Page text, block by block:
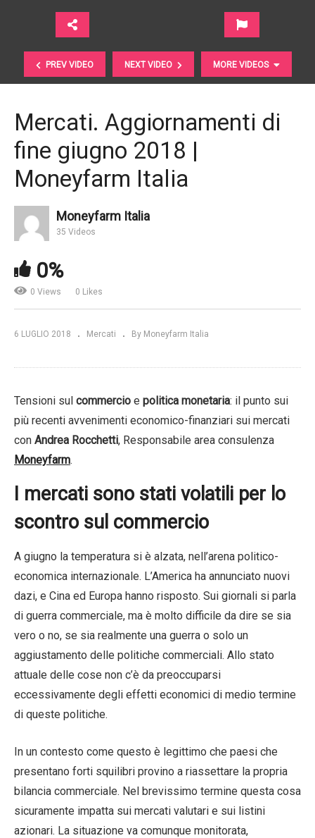
PREV VIDEO NEXT VIDEO MORE VIDEOS
Sergio Marchionne. Quale sarà la sua eredità? |
Mercati. Aggiornamenti di
fine giugno 2018 |
Moneyfarm Italia
Moneyfarm Italia
35 Videos
0%
0 Views 0 Likes
6 LUGLIO 2018 Mercati By Moneyfarm Italia
Tensioni sul commercio e politica monetaria: il punto sui
più recenti avvenimenti economico-finanziari sui mercati
con Andrea Rocchetti, Responsabile area consulenza
Moneyfarm.
I mercati sono stati volatili per lo
scontro sul commercio
A giugno la temperatura si è alzata, nell’arena politico-
economica internazionale. L’America ha annunciato nuovi
dazi, e Cina ed Europa hanno risposto. Sui giornali si parla
di guerra commerciale, ma è molto difficile da dire se sia
vero o no, se sia realmente una guerra o solo un
aggiustamento delle politiche commerciali. Allo stato
attuale delle cose non c’è da preoccuparsi
eccessivamente degli effetti economici di medio termine
di queste politiche.
In un contesto come questo è legittimo che paesi che
presentano forti squilibri provino a riassettare la propria
bilancia commerciale. Nel brevissimo termine questa cosa
sicuramente impatta sui mercati valutari e sui listini
azionari. La situazione va comunque monitorata,